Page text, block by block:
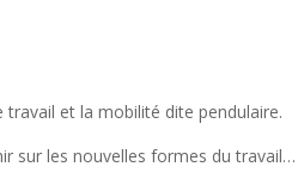
et la mobilité dite pendulaire.
sur les nouvelles formes du